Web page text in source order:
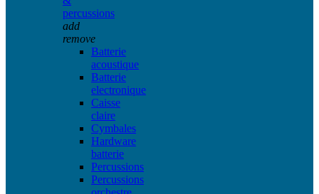
percussions
add
remove
Batterie
acoustique
Batterie
electronique
Caisse
claire
Cymbales
Hardware
batterie
Percussions
Percussions